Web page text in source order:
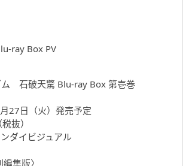
ray Box PV
ム 石破天驚 Blu-ray Box 第壱巻
27日（火）発売予定
抜）
ダイビジュアル
集版〉